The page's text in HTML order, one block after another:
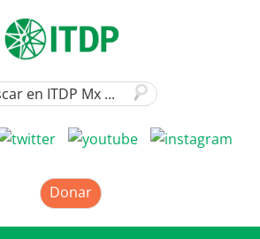
Donar